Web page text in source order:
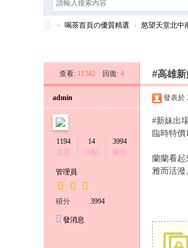
灣
» 喝茶首頁の優質精選 › 慾望天堂北中
查看: 11342 回復: 4 #高雄
admin
1194
主題
14
回帖
3994
積分
管理員
積分 3994
發消息
發表於
#新妹出
臨時特價
蘭蘭看起
雅而活潑